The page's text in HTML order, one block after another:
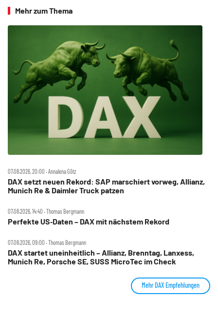
Mehr zum Thema
07.08.2026, 20:00 ‧ Annalena Götz
DAX setzt neuen Rekord: SAP marschiert vorweg, Allianz,
Munich Re & Daimler Truck patzen
07.08.2026, 14:40 ‧ Thomas Bergmann
Perfekte US‑Daten – DAX mit nächstem Rekord
07.08.2026, 09:00 ‧ Thomas Bergmann
DAX startet uneinheitlich – Allianz, Brenntag, Lanxess,
Munich Re, Porsche SE, SUSS MicroTec im Check
Mehr DAX Empfehlungen